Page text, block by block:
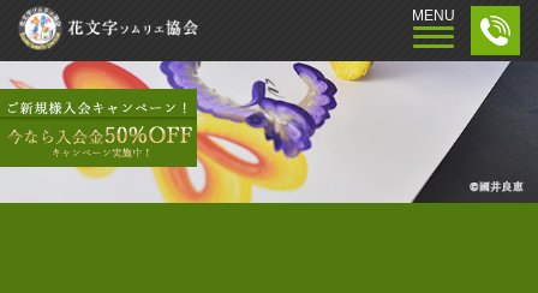
Toggle
navigation
MENU
Toggle
navigation
MENU